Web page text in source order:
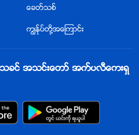
ေခတ္သစ္
ကြၽန္ုပ္တို႔အေၾကာင္း
သခင္ အသင္းေတာ္ အက္ပလီေကးရွ